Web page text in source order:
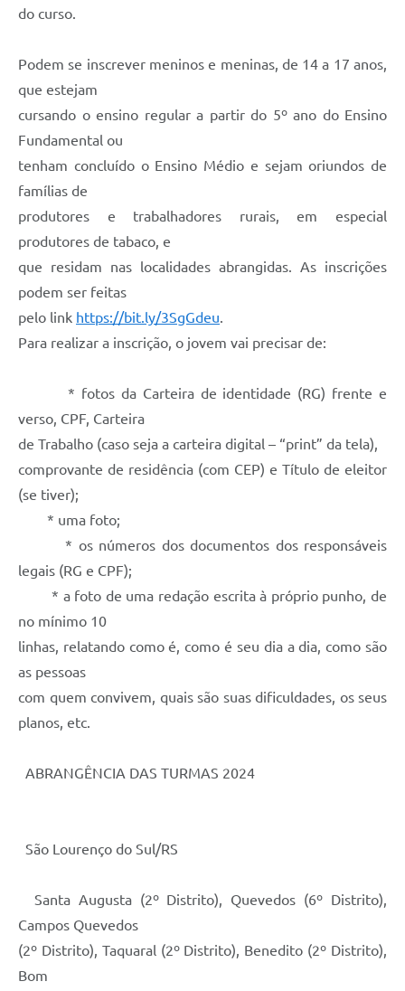
do curso.
Podem se inscrever meninos e meninas, de 14 a 17 anos,
que estejam
cursando o ensino regular a partir do 5º ano do Ensino
Fundamental ou
tenham concluído o Ensino Médio e sejam oriundos de
famílias de
produtores e trabalhadores rurais, em especial
produtores de tabaco, e
que residam nas localidades abrangidas. As inscrições
podem ser feitas
pelo link https://bit.ly/3SgGdeu
Para realizar a inscrição, o jovem vai precisar de:
* fotos da Carteira de identidade (RG) frente e
verso, CPF, Carteira
de Trabalho (caso seja a carteira digital – “print” da tela),
comprovante de residência (com CEP) e Título de eleitor
(se tiver);
* uma foto;
* os números dos documentos dos responsáveis
legais (RG e CPF);
* a foto de uma redação escrita à próprio punho, de
no mínimo 10
linhas, relatando como é, como é seu dia a dia, como são
as pessoas
com quem convivem, quais são suas dificuldades, os seus
planos, etc.
ABRANGÊNCIA DAS TURMAS 2024
São Lourenço do Sul/RS
Santa Augusta (2º Distrito), Quevedos (6º Distrito),
Campos Quevedos
(2º Distrito), Taquaral (2º Distrito), Benedito (2º Distrito),
Bom